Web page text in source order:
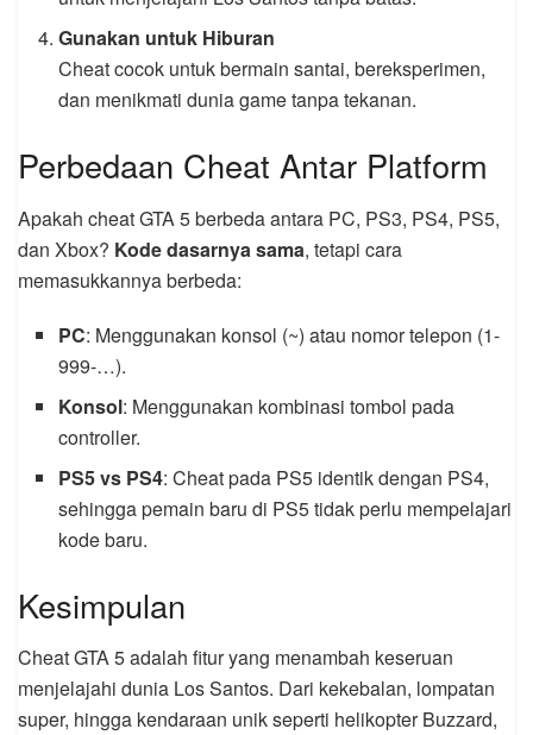
Gunakan untuk Hiburan
Cheat cocok untuk bermain santai, bereksperimen,
dan menikmati dunia game tanpa tekanan.
Perbedaan Cheat Antar Platform
Apakah cheat GTA 5 berbeda antara PC, PS3, PS4, PS5,
dan Xbox? Kode dasarnya sama, tetapi cara
memasukkannya berbeda:
PC: Menggunakan konsol (~) atau nomor telepon (1-
999-…).
Konsol: Menggunakan kombinasi tombol pada
controller.
PS5 vs PS4: Cheat pada PS5 identik dengan PS4,
sehingga pemain baru di PS5 tidak perlu mempelajari
kode baru.
Kesimpulan
Cheat GTA 5 adalah fitur yang menambah keseruan
menjelajahi dunia Los Santos. Dari kekebalan, lompatan
super, hingga kendaraan unik seperti helikopter Buzzard,